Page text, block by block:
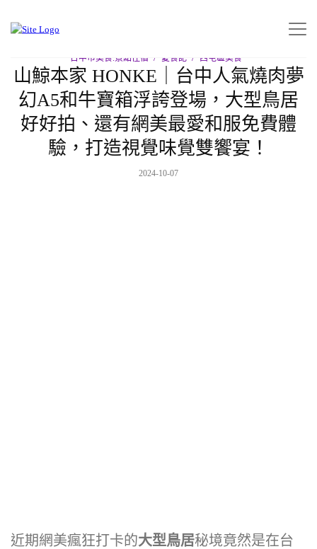
HONKE｜台中人氣燒肉夢幻A5和牛寶箱浮誇登場，大型鳥居好好拍、還
台中市美食.景點住宿 愛食記 西屯區美食
山鯨本家 HONKE｜台中人氣燒肉夢
幻A5和牛寶箱浮誇登場，大型鳥居
好好拍、還有網美最愛和服免費體
驗，打造視覺味覺雙饗宴！
2024-10-07